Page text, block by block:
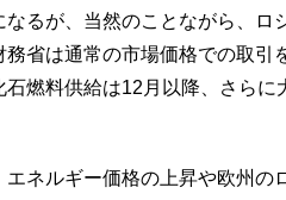
るが、当然のことながら、ロ
省は通常の市場価格での取引
燃料供給は12月以降、さらに
ネルギー価格の上昇や欧州の